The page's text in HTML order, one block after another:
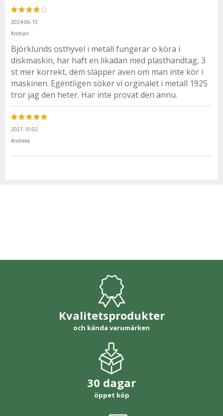
2024-06-15
Kristian
Björklunds osthyvel i metall fungerar o köra i
diskmaskin, har haft en likadan med plasthandtag, 3
st mer korrekt, dem släpper även om man inte kör i
maskinen. Egentligen söker vi orginalet i metall 1925
tror jag den heter. Har inte provat den ännu.
2021-10-02
Andreea
Kvalitetsprodukter
och kända varumärken
30 dagar
öppet köp